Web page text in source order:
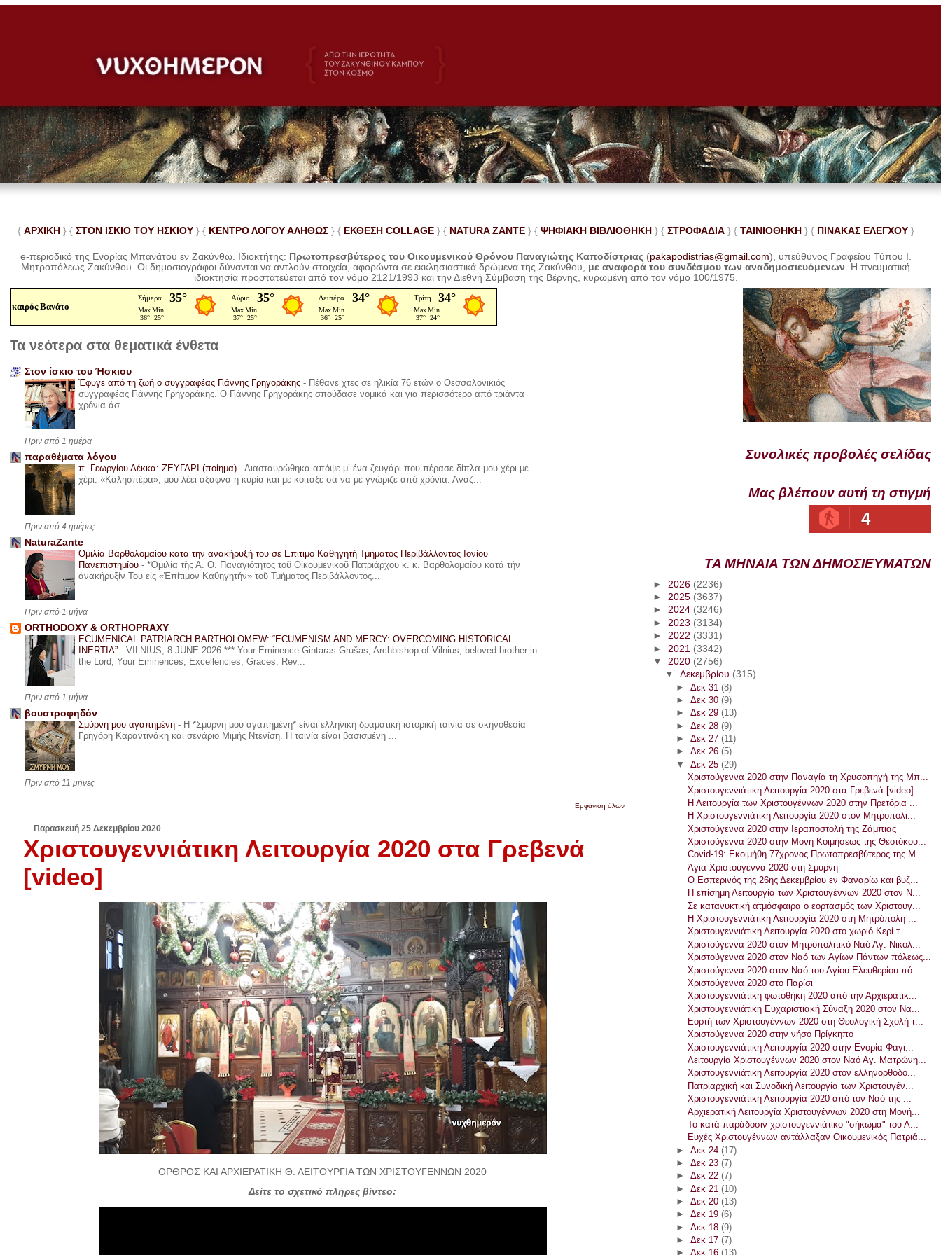
{ ΑΡΧΙΚΗ } { ΣΤΟΝ ΙΣΚΙΟ ΤΟΥ ΗΣΚΙΟΥ } { ΚΕΝΤΡΟ ΛΟΓΟΥ ΑΛΗΘΩΣ } { ΕΚΘΕΣΗ COLLAGE }{ NATURA ZANTE} { ΨΗΦΙΑΚΗ ΒΙΒΛΙΟΘΗΚΗ } { ΣΤΡΟΦΑΔΙΑ } { ΤΑΙΝΙΟΘΗΚΗ } { ΠΙΝΑΚΑΣ ΕΛΕΓΧΟΥ}
e-περιοδικό της Ενορίας Μπανάτου εν Ζακύνθω. Ιδιοκτήτης: Πρωτοπρεσβύτερος του Οικουμενικού Θρόνου Παναγιώτης Καποδίστριας (pakapodistrias@gmail.com), υπεύθυνος Γραφείου Τύπου Ι.
Μητροπόλεως Ζακύνθου.Οι δημοσιογράφοι δύνανται να αντλούν στοιχεία, αφορώντα σε εκκλησιαστικά δρώμενα της Ζακύνθου, με αναφορά του συνδέσμου των αναδημοσιευόμενων . Ηπνευματική
ιδιοκτησία προστατεύεται από τον νόμο 2121/1993 και την Διεθνή Σύμβαση της Βέρνης, κυρωμένη από τον νόμο 100/1975.
καιρός Βανάτο
Τα νεότερα στα θεματικά ένθετα
Στον ίσκιο του Ήσκιου
Έφυγε από τη ζωή ο συγγραφέας Γιάννης Γρηγοράκης - Πέθανε χτες σε ηλικία 76 ετών ο Θεσσαλονικιός
συγγραφέας Γιάννης Γρηγοράκης. Ο Γιάννης Γρηγοράκης σπούδασε νομικά και για περισσότερο από τριάντα
χρόνια άσ...
Πριν από 1 ημέρα
παραθέματα λόγου
π. Γεωργίου Λέκκα: ΖΕΥΓΑΡΙ (ποίημα) - Διασταυρώθηκα απόψε μ’ ένα ζευγάρι που πέρασε δίπλα μου χέρι με
χέρι. «Καλησπέρα», μου λέει άξαφνα η κυρία και με κοίταξε σα να με γνώριζε από χρόνια. Αναζ...
Πριν από 4 ημέρες
NaturaZante
Ομιλία Βαρθολομαίου κατά την ανακήρυξή του σε Επίτιμο Καθηγητή Τμήματος Περιβάλλοντος Ιονίου
Πανεπιστημίου - *Ὁμιλία τῆς Α. Θ. Παναγιότητος τοῦ Οἰκουμενικοῦ Πατριάρχου κ. κ. Βαρθολομαίου κατά τήν
ἀνακήρυξίν Του εἰς «Ἐπίτιμον Καθηγητήν» τοῦ Τμήματος Περιβάλλοντος...
Πριν από 1 μήνα
ORTHODOXY & ORTHOPRAXY
ECUMENICAL PATRIARCH BARTHOLOMEW: “ECUMENISM AND MERCY: OVERCOMING HISTORICAL
INERTIA” - VILNIUS, 8 JUNE 2026 *** Your Eminence Gintaras Grušas, Archbishop of Vilnius, beloved brother in
the Lord, Your Eminences, Excellencies, Graces, Rev...
Πριν από 1 μήνα
βουστροφηδόν
Σμύρνη μου αγαπημένη - Η *Σμύρνη μου αγαπημένη* είναι ελληνική δραματική ιστορική ταινία σε σκηνοθεσία
Γρηγόρη Καραντινάκη και σενάριο Μιμής Ντενίση. Η ταινία είναι βασισμένη ...
Πριν από 11 μήνες
Εμφάνιση όλων
Παρασκευή 25 Δεκεμβρίου 2020
Χριστουγεννιάτικη Λειτουργία 2020 στα Γρεβενά
[video]
ΟΡΘΡΟΣ ΚΑΙ ΑΡΧΙΕΡΑΤΙΚΗ Θ. ΛΕΙΤΟΥΡΓΙΑ ΤΩΝ ΧΡΙΣΤΟΥΓΕΝΝΩΝ 2020
Δείτε το σχετικό πλήρες βίντεο:
Συνολικές προβολές σελίδας
Μας βλέπουν αυτή τη στιγμή
4
ΤΑ ΜΗΝΑΙΑ ΤΩΝ ΔΗΜΟΣΙΕΥΜΑΤΩΝ
► 2026 (2236)
► 2025 (3637)
►2024 (3246)
► 2023 (3134)
►2022 (3331)
► 2021 (3342)
▼ 2020 (2756)
▼ Δεκεμβρίου (315)
► Δεκ 31 (8)
► Δεκ 30 (9)
► Δεκ 29 (13)
► Δεκ 28 (9)
► Δεκ 27 (11)
► Δεκ 26 (5)
▼ Δεκ 25 (29)
Χριστούγεννα 2020 στην Παναγία τη Χρυσοπηγή της Μπ...
Χριστουγεννιάτικη Λειτουργία 2020 στα Γρεβενά [video]
Η Λειτουργία των Χριστουγέννων 2020 στην Πρετόρια ...
Η Χριστουγεννιάτικη Λειτουργία 2020 στον Μητροπολι...
Χριστούγεννα 2020 στην Ιεραποστολή της Ζάμπιας
Χριστούγεννα 2020 στην Μονή Κοιμήσεως της Θεοτόκου...
Covid-19: Εκοιμήθη 77χρονος Πρωτοπρεσβύτερος της Μ...
Άγια Χριστούγεννα 2020 στη Σμύρνη
Ο Εσπερινός της 26ης Δεκεμβρίου εν Φαναρίω και βυζ...
Η επίσημη Λειτουργία των Χριστουγέννων 2020 στον Ν...
Σε κατανυκτική ατμόσφαιρα ο εορτασμός των Χριστουγ...
Η Χριστουγεννιάτικη Λειτουργία 2020 στη Μητρόπολη ...
Χριστουγεννιάτικη Λειτουργία 2020 στο χωριό Κερί τ...
Χριστούγεννα 2020 στον Μητροπολιτικό Ναό Αγ. Νικολ...
Χριστούγεννα 2020 στον Ναό των Αγίων Πάντων πόλεως...
Χριστούγεννα 2020 στον Ναό του Αγίου Ελευθερίου πό...
Χριστούγεννα 2020 στο Παρίσι
Χριστουγεννιάτικη φωτοθήκη 2020 από την Αρχιερατικ...
Χριστουγεννιάτικη Ευχαριστιακή Σύναξη 2020 στον Να...
Εορτή των Χριστουγέννων 2020 στη Θεολογική Σχολή τ...
Χριστούγεννα 2020 στην νήσο Πρίγκηπο
Χριστουγεννιάτικη Λειτουργία 2020 στην Ενορία Φαγι...
Λειτουργία Χριστουγέννων 2020 στον Ναό Αγ. Ματρώνη...
Χριστουγεννιάτικη Λειτουργία 2020 στον ελληνορθόδο...
Πατριαρχική και Συνοδική Λειτουργία των Χριστουγέν...
Χριστουγεννιάτικη Λειτουργία 2020 από τον Ναό της ...
Αρχιερατική Λειτουργία Χριστουγέννων 2020 στη Μονή...
Το κατά παράδοσιν χριστουγεννιάτικο "σήκωμα" του Α...
Ευχές Χριστουγέννων αντάλλαξαν Οικουμενικός Πατριά...
► Δεκ 24 (17)
► Δεκ 23 (7)
► Δεκ 22 (7)
► Δεκ 21 (10)
► Δεκ 20 (13)
► Δεκ 19 (6)
► Δεκ 18 (9)
► Δεκ 17 (7)
► Δεκ 16 (13)